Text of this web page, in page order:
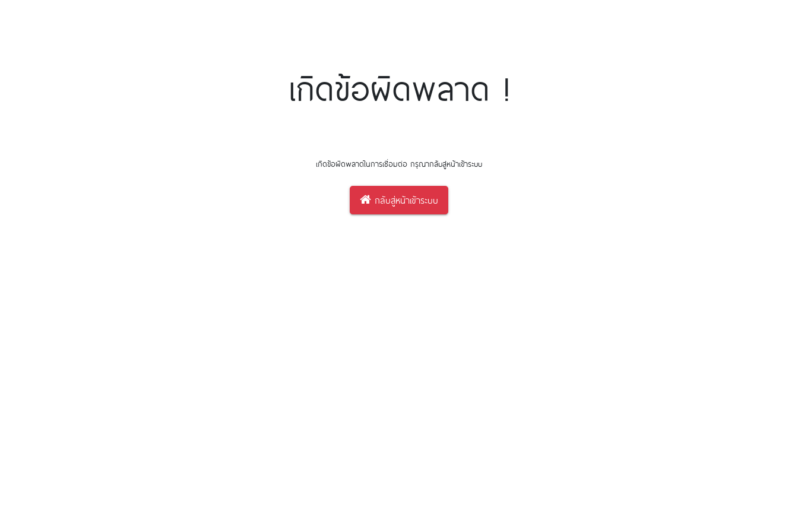
เกิดข้อผิดพลาด !
เกิดข้อผิดพลาดในการเชื่อมต่อ กรุณากลับสู่หน้าเข้าระบบ
กลับสู่หน้าเข้าระบบ